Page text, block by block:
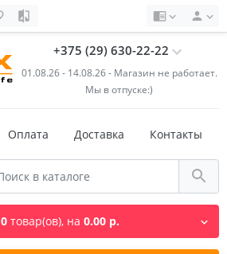
+375 (29) 630-22-22
01.08.26 - 14.08.26 - Магазин не работает.
Мы в отпуске:)
Оплата Доставка Контакты
0товар(ов), на 0.00 р.